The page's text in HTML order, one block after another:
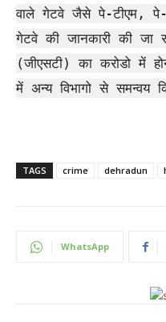
वाले गेटवे जैसे पे-टीएम, पे-
गेटवे की जानकारी की जा
(जीएसटी) का करोडो में
में अन्य विभागो से समन्वय
TAGS crime dehradun
WhatsApp